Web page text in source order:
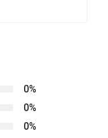
0%
0%
0%